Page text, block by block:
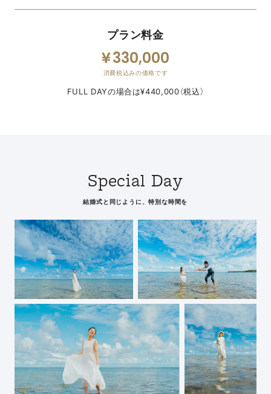
プラン料金
330,000
消費税込みの価格です
FULL DAYの場合は¥440,000（税込）
Special Day
結婚式と同じように、特別な時間を